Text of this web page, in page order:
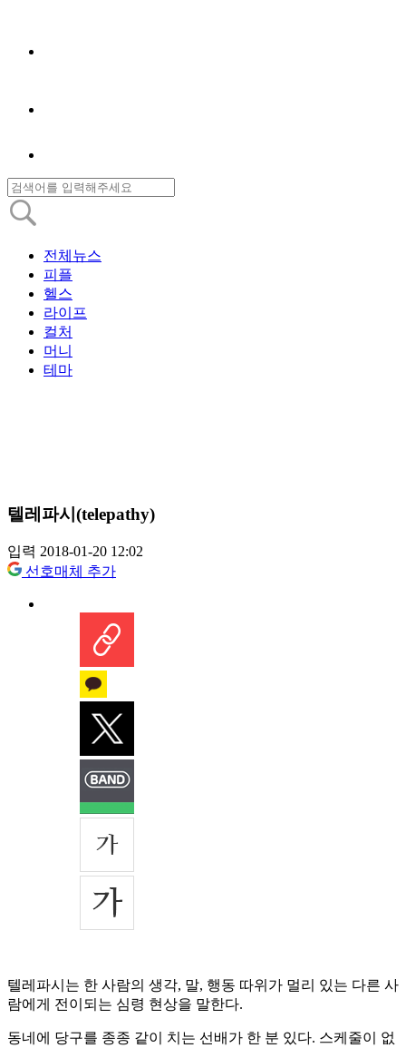
전체뉴스
피플
헬스
라이프
컬처
머니
테마
텔레파시(telepathy)
입력 2018-01-20 12:02
선호매체 추가
텔레파시는 한 사람의 생각, 말, 행동 따위가 멀리 있는 다른 사
람에게 전이되는 심령 현상을 말한다.
동네에 당구를 종종 같이 치는 선배가 한 분 있다. 스케줄이 없